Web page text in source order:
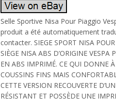
Selle Sportive Nisa Pour Piaggio
produit a été automatiquement
contacter. SIEGE SPORT NISA
SIÈGE NISA ABS D’ORIGINE VESPA
EN ABS IMPRIMÉ. CE QUI DONNE
COUSSINS FINS MAIS
CETTE VERSION RECOUVERTE
RÉSISTANT ET POSSÈDE UNE